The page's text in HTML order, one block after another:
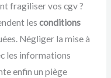
fragiliser vos cgv ?
les conditions
Négliger la mise à
les informations
enfin un piège